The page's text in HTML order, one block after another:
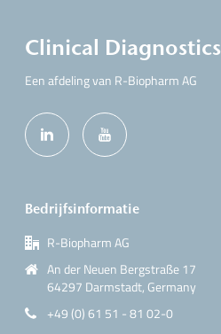
Clinical Diagnostics
Een afdeling van R-Biopharm AG
Bedrijfsinformatie
R-Biopharm AG
An der Neuen Bergstraße 17
64297 Darmstadt, Germany
+49 (0) 61 51 - 81 02-0